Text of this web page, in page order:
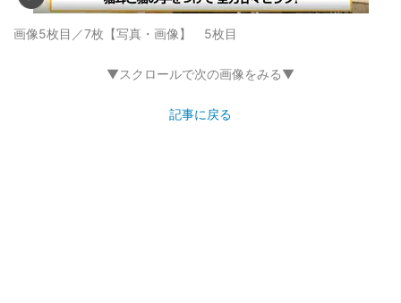
画像5枚目／7枚 【写真・画像】 5枚目
▼スクロールで次の画像をみる▼
記事に戻る